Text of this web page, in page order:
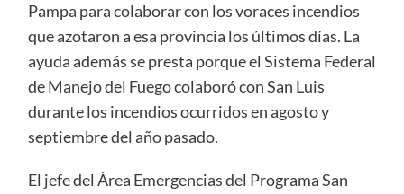
Pampa para colaborar con los voraces incendios
que azotaron a esa provincia los últimos días. La
ayuda además se presta porque el Sistema Federal
de Manejo del Fuego colaboró con San Luis
durante los incendios ocurridos en agosto y
septiembre del año pasado.
El jefe del Área Emergencias del Programa San